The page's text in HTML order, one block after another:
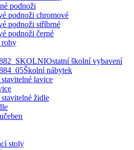
podnoži
podnoži chromové
podnoži stříbrné
podnoži černé
rohy
Ostatní školní vybavení
Školní nábytek
lavice
židle
stoly